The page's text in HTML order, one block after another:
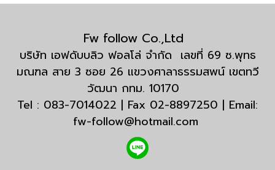
Fw follow Co.,Ltd
บริษัท เอฟดับบลิว ฟอลโล่ จำกัด เลขที่ 69 ซ.พุทธ
มณฑล สาย 3 ซอย 26 แขวงศาลาธรรมสพน์ เขตทวี
วัฒนา กทม. 10170
Tel : 083-7014022 | Fax 02-8897250 | Email:
fw-follow@hotmail.com